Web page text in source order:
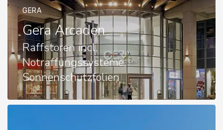
GERA
Gera Arcaden
Raffstoren incl.
Notraffungssysteme,
Sonnenschutzfolien